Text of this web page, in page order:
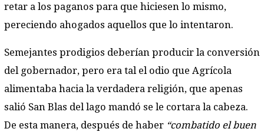
retar a los paganos para que hiciesen lo mismo,
pereciendo ahogados aquellos que lo intentaron.
Semejantes prodigios deberían producir la conversión
del gobernador, pero era tal el odio que Agrícola
alimentaba hacia la verdadera religión, que apenas
salió San Blas del lago mandó se le cortara la cabeza.
De esta manera, después de haber “combatido el buen